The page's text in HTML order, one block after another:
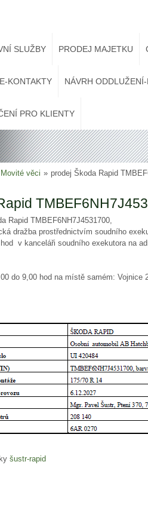
SLUŽBY PRODEJ MAJETKU
KONTAKTY NÁVRH
PRO KLIENTY
Movité věci » prodej Škoda Rapid
Rapid TMBEF6NH7J4531700,
dražba prostřednictvím soudního
v kanceláři soudního exekutora na
do 9,00 hod na místě samém: Vojnice
šustr-rapid